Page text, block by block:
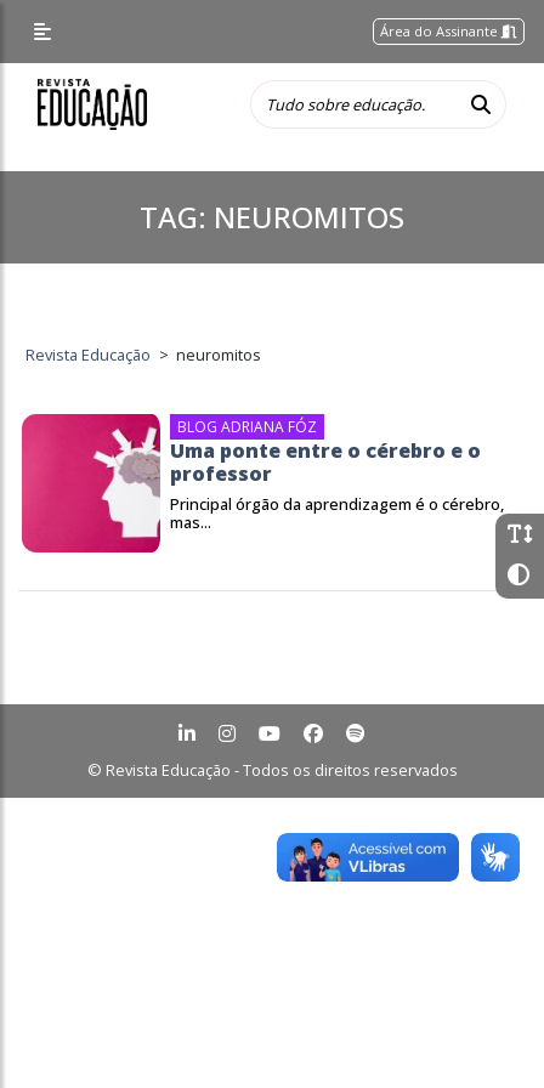
Área do Assinante
TAG: NEUROMITOS
Revista Educação > neuromitos
BLOG ADRIANA FÓZ
Uma ponte entre o cérebro e o
professor
Principal órgão da aprendizagem é o cérebro,
mas...
© Revista Educação - Todos os direitos reservados